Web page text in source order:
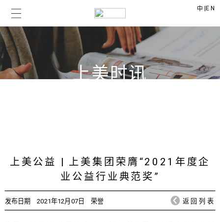
中 |EN
上美时讯
上美公益 | 上美集团荣膺“2021年度企
业公益行业典范奖”
发布日期 2021年12月07日 荣誉 返回列表